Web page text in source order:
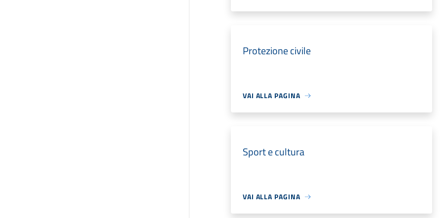
Protezione civile
VAI ALLA PAGINA
Sport e cultura
VAI ALLA PAGINA